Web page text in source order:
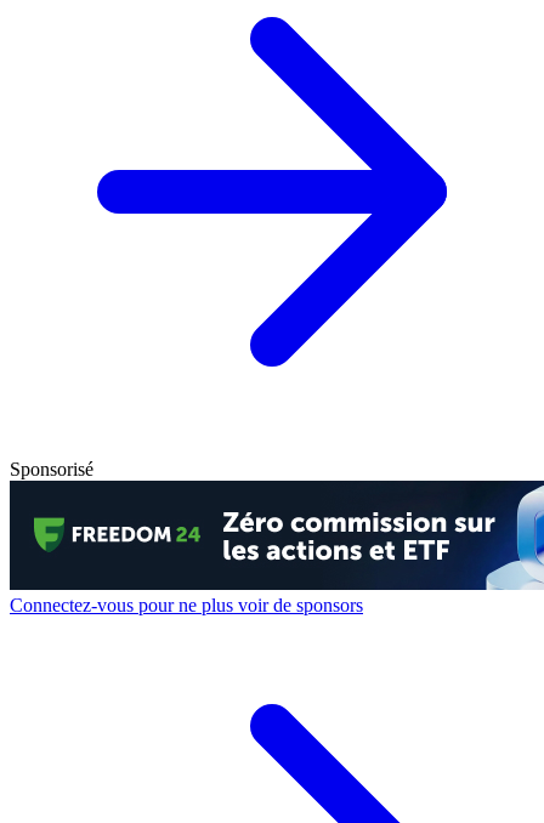
Sponsorisé
Connectez-vous pour ne plus voir de sponsors